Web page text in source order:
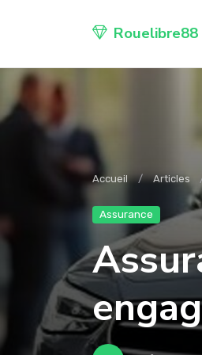
Rouelibre88
Accueil Articles
Assurance